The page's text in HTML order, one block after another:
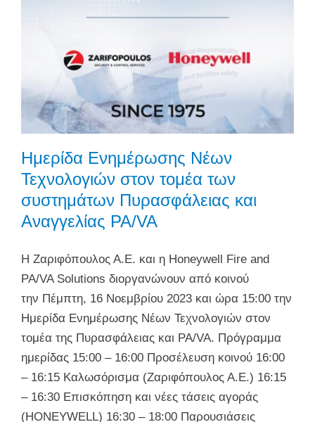
Ημερίδα Ενημέρωσης Νέων
Τεχνολογιών στον τομέα των
συστημάτων Πυρασφάλειας και
Αναγγελίας PA/VA
Η Ζαριφόπουλος Α.Ε. και η Honeywell Fire and
PA/VA Solutions διοργανώνουν από κοινού
την Πέμπτη, 16 Νοεμβρίου 2023 και ώρα 15:00 την
Ημερίδα Ενημέρωσης Νέων Τεχνολογιών στον
τομέα της Πυρασφάλειας και PA/VA. Πρόγραμμα
ημερίδας 15:00 – 16:00 Προσέλευση κοινού 16:00
– 16:15 Καλωσόρισμα (Ζαριφόπουλος Α.Ε.) 16:15
– 16:30 Επισκόπηση και νέες τάσεις αγοράς
(HONEYWELL) 16:30 – 18:00 Παρουσιάσεις